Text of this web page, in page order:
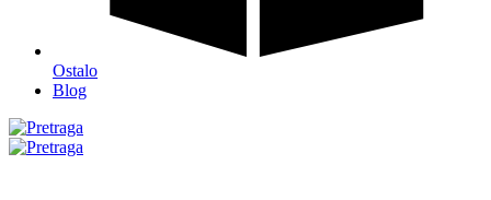
Ostalo
Blog